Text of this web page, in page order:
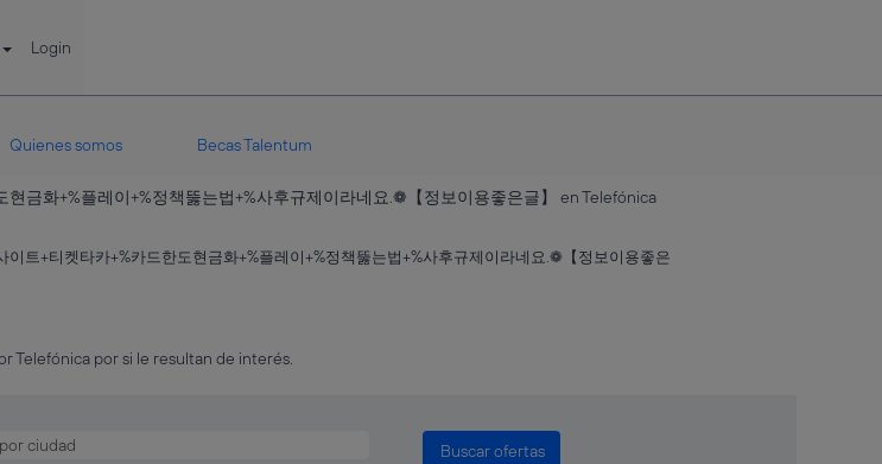
Login
Quienes somos Becas Talentum
금화+%플레이+%정책뚫는법+%사후규제이라네요.❁【정보이용좋은글】 en Telefónica(página
이트+티켓타카+%카드한도현금화+%플레이+%정책뚫는법+%사후규제이라네요.❁【정보이용좋은
Telefónica por si le resultan de interés.